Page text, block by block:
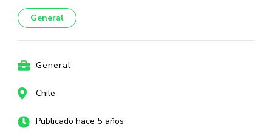
General
General
Chile
Publicado hace 5 años